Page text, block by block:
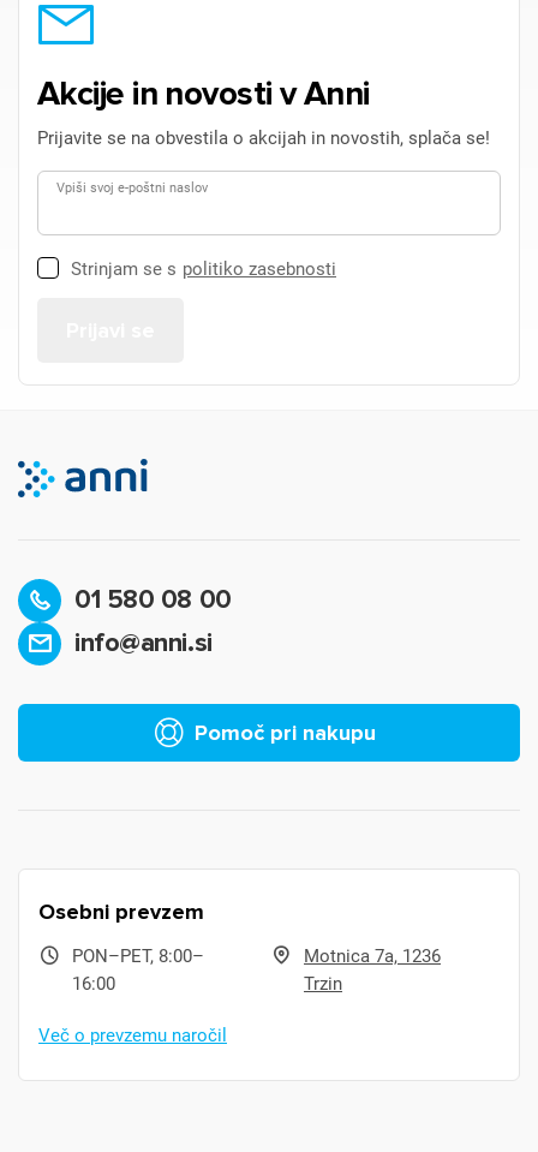
Akcije in novosti v Anni
Prijavite se na obvestila o akcijah in novostih, splača se!
Vpiši svoj e-poštni naslov
Strinjam se s politiko zasebnosti
01 580 08 00
info@anni.si
Pomoč pri nakupu
Osebni prevzem
PON–PET, 8:00–
16:00
Motnica 7a, 1236
Trzin
Več o prevzemu naročil